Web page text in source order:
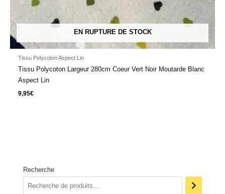
EN RUPTURE DE STOCK
Tissu Polycoton Aspect Lin
Tissu Polycoton Largeur 280cm Coeur Vert Noir Moutarde Blanc
Aspect Lin
9,95€
Recherche